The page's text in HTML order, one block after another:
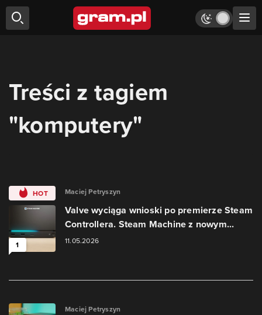
Treści z tagiem
"komputery"
HOT
1
Maciej Petryszyn
Valve wyciąga wnioski po premierze Steam
Controllera. Steam Machine z nowym...
11.05.2026
Maciej Petryszyn